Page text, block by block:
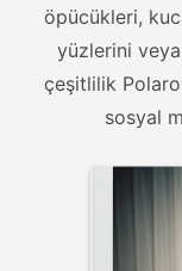
öpücükleri,
yüzlerini
çeşitlilik
sosyal